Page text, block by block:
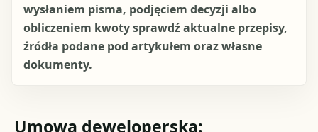
wysłaniem pisma, podjęciem decyzji albo
obliczeniem kwoty sprawdź aktualne przepisy,
źródła podane pod artykułem oraz własne
dokumenty.
Umowa deweloperska: